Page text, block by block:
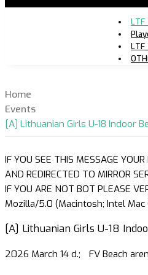
Home
Events
[A] Lithuanian Girls U-18 Indoor
IF YOU SEE THIS MESSAGE
AND REDIRECTED TO MIRROR
IF YOU ARE NOT BOT PLEASE
Mozilla/5.0 (Macintosh; Intel Mac
[A] Lithuanian Girls U-18
2026 March 14 d.; FV Beach